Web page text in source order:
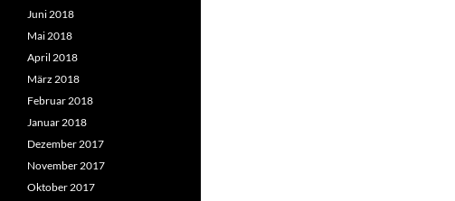
Juni 2018
Mai 2018
April 2018
März 2018
Februar 2018
Januar 2018
Dezember 2017
November 2017
Oktober 2017